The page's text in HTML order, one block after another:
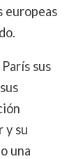
europeas
sus
y su
una